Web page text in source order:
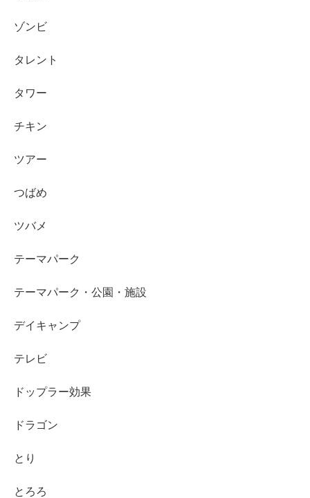
ゾンビ
タレント
タワー
チキン
ツアー
つばめ
ツバメ
テーマパーク
テーマパーク・公園・施設
デイキャンプ
テレビ
ドップラー効果
ドラゴン
とり
とろろ